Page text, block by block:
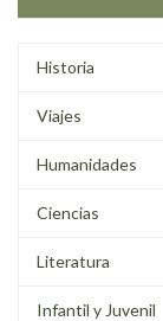
Historia
Viajes
Humanidades
Ciencias
Literatura
Infantil y Juvenil